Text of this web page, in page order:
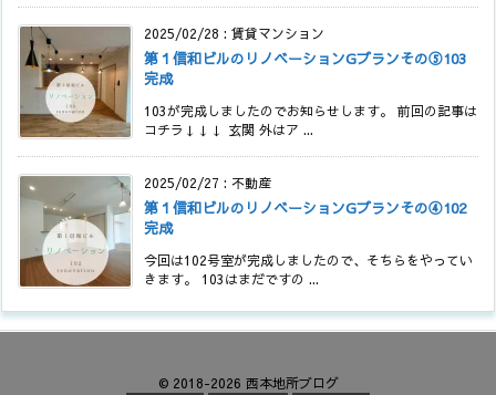
2025/02/28 : 賃貸マンション
第１信和ビルのリノベーションGプランその⑤103
完成
103が完成しましたのでお知らせします。 前回の記事は
コチラ↓↓↓ 玄関 外はア ...
2025/02/27 : 不動産
第１信和ビルのリノベーションGプランその④102
完成
今回は102号室が完成しましたので、そちらをやってい
きます。 103はまだですの ...
© 2018-2026 西本地所ブログ